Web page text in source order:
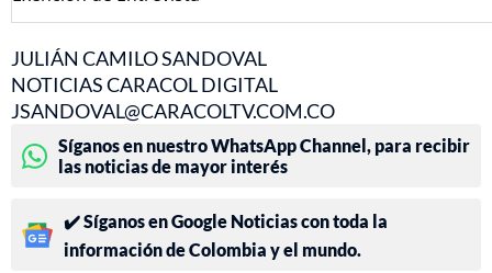
JULIÁN CAMILO SANDOVAL
NOTICIAS CARACOL DIGITAL
JSANDOVAL@CARACOLTV.COM.CO
Síganos en nuestro WhatsApp Channel, para recibir
las noticias de mayor interés
✔️ Síganos en Google Noticias con toda la
información de Colombia y el mundo.